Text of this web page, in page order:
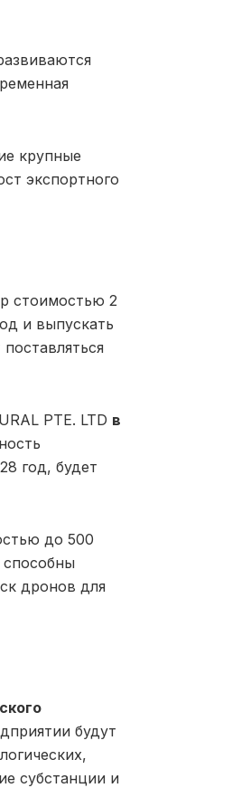
крупные
экспортного
стоимостью 2
и выпускать
PTE. LTD в
год, будет
до 500
способны
дронов для
будут
субстанции и